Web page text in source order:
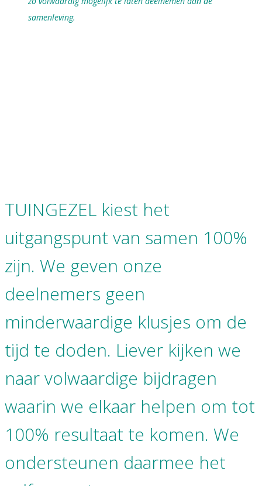
samenleving.
TUINGEZEL kiest het
uitgangspunt van samen 100%
zijn. We geven onze
deelnemers geen
minderwaardige klusjes om de
tijd te doden. Liever kijken we
naar volwaardige bijdragen
waarin we elkaar helpen om tot
100% resultaat te komen. We
ondersteunen daarmee het